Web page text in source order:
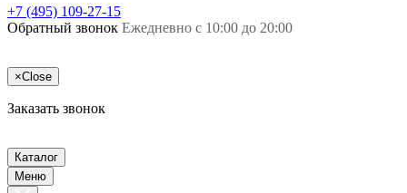
+7 (495) 109-27-15
Обратный звонок Ежедневно с 10:00 до 20:00
×Close
Заказать звонок
Каталог
Меню